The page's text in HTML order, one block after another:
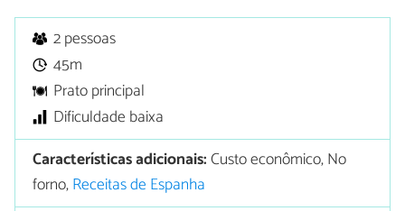
2 pessoas
45m
Prato principal
Dificuldade baixa
Características adicionais:Custo econômico, No
forno,Receitas de Espanha